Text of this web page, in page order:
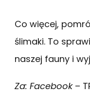
Co więcej,
ślimaki. To
naszej fauny i
Za: Facebook–